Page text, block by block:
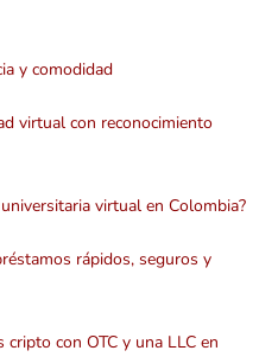
y comodidad
virtual con reconocimiento
virtual en Colombia?
rápidos, seguros y
con OTC y una LLC en